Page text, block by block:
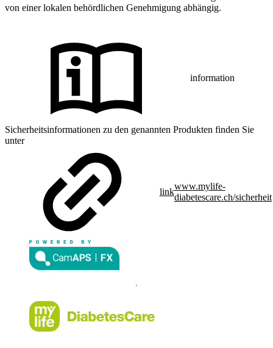
von einer lokalen behördlichen Genehmigung abhängig.
information
Sicherheitsinformationen zu den genannten Produkten finden Sie
unter
link
www.mylife-
diabetescare.ch/sicherheit